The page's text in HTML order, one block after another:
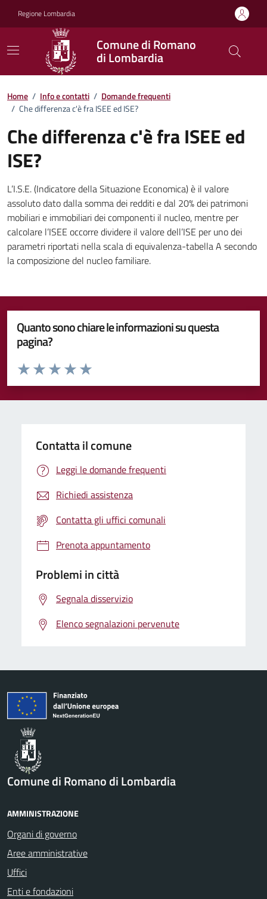
Regione Lombardia
Comune di Romano
di Lombardia
Dettagli FAQ
Home / Info e contatti / Domande frequenti
/ Che differenza c'è fra ISEE ed ISE?
Che differenza c'è fra ISEE ed
ISE?
L’I.S.E. (Indicatore della Situazione Economica) è il valore
assoluto dato dalla somma dei redditi e dal 20% dei patrimoni
mobiliari e immobiliari dei componenti il nucleo, mentre per
calcolare l’ISEE occorre dividere il valore dell’ISE per uno dei
parametri riportati nella scala di equivalenza-tabella A secondo
la composizione del nucleo familiare.
Quanto sono chiare le informazioni su questa
pagina?
Valuta da 1 a 5 stelle la pagina
Valuta 5 stelle su 5
Valuta 4 stelle su 5
Valuta 3 stelle su 5
Valuta 2 stelle su 5
Valuta 1 stelle su 5
Contatta il comune
Leggi le domande frequenti
Richiedi assistenza
Contatta gli uffici comunali
Prenota appuntamento
Problemi in città
Segnala disservizio
Elenco segnalazioni pervenute
Comune di Romano di Lombardia
AMMINISTRAZIONE
Organi di governo
Aree amministrative
Uffici
Enti e fondazioni